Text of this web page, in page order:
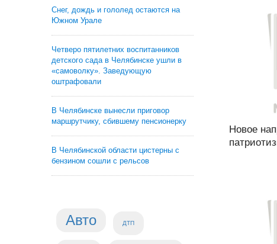
Снег, дождь и гололед остаются на
Южном Урале
Четверо пятилетних воспитанников
детского сада в Челябинске ушли в
«самоволку». Заведующую
оштрафовали
В Челябинске вынесли приговор
маршрутчику, сбившему пенсионерку
В Челябинской области цистерны с
бензином сошли с рельсов
Авто ДТП
Новое